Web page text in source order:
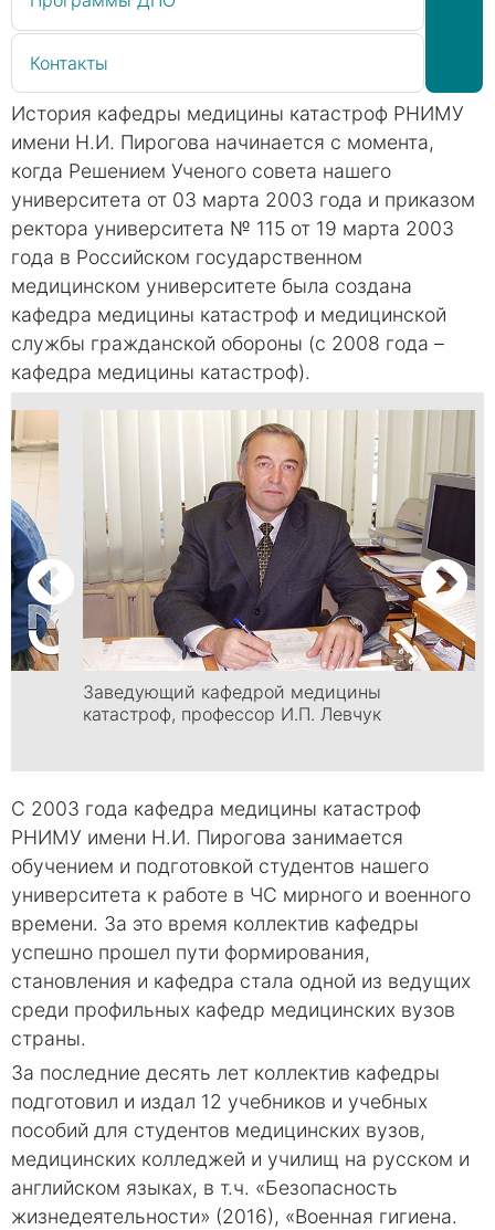
Контакты
История кафедры медицины катастроф РНИМУ
имени Н.И. Пирогова начинается с момента,
когда Решением Ученого совета нашего
университета от 03 марта 2003 года и приказом
ректора университета № 115 от 19 марта 2003
года в Российском государственном
медицинском университете была создана
кафедра медицины катастроф и медицинской
службы гражданской обороны (с 2008 года –
кафедра медицины катастроф).
Заведующий кафедрой медицины
катастроф, профессор И.П. Левчук
С 2003 года кафедра медицины катастроф
РНИМУ имени Н.И. Пирогова занимается
обучением и подготовкой студентов нашего
университета к работе в ЧС мирного и военного
времени. За это время коллектив кафедры
успешно прошел пути формирования,
становления и кафедра стала одной из ведущих
среди профильных кафедр медицинских вузов
страны.
За последние десять лет коллектив кафедры
подготовил и издал 12 учебников и учебных
пособий для студентов медицинских вузов,
медицинских колледжей и училищ на русском и
английском языках, в т.ч. «Безопасность
жизнедеятельности» (2016), «Военная гигиена.